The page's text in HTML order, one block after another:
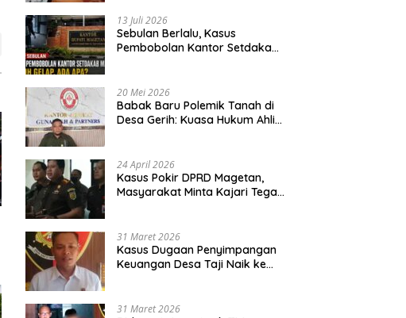
13 Juli 2026
Sebulan Berlalu, Kasus
Pembobolan Kantor Setdakab
20 Mei 2026
Babak Baru Polemik Tanah di
Desa Gerih: Kuasa Hukum Ahli
24 April 2026
Kasus Pokir DPRD Magetan,
Masyarakat Minta Kajari Tegak
31 Maret 2026
Kasus Dugaan Penyimpangan
Keuangan Desa Taji Naik ke
31 Maret 2026